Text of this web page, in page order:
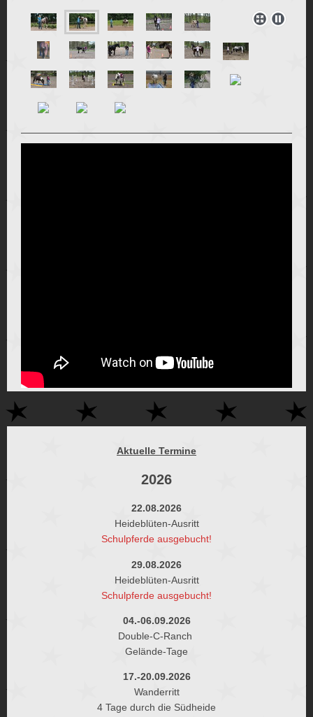
Aktuelle Termine
2026
22.08.2026
Heideblüten-Ausritt
Schulpferde ausgebucht!
29.08.2026
Heideblüten-Ausritt
Schulpferde ausgebucht!
04.-06.09.2026
Double-C-Ranch
Gelände-Tage
17.-20.09.2026
Wanderritt
4 Tage durch die Südheide